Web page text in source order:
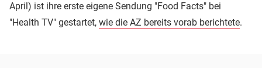
April) ist ihre erste eigene Sendung "Food Facts" bei
"Health TV" gestartet, wie die AZ bereits vorab berichtete.